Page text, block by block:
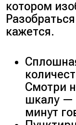
котором
кажется.
Смотри
шкалу —
минут